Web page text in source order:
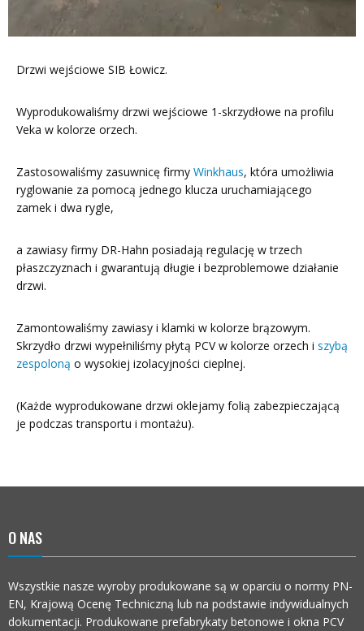
Drzwi wejściowe SIB Łowicz.
Wyprodukowaliśmy drzwi wejściowe 1-skrzydłowe na profilu
Veka w kolorze orzech.
Zastosowaliśmy zasuwnicę firmy Winkhaus, która umożliwia
ryglowanie za pomocą jednego klucza uruchamiającego
zamek i dwa rygle,
a zawiasy firmy DR-Hahn posiadają regulację w trzech
płaszczyznach i gwarantują długie i bezproblemowe działanie
drzwi.
Zamontowaliśmy zawiasy i klamki w kolorze brązowym.
Skrzydło drzwi wypełniliśmy płytą PCV w kolorze orzech i szybą
zespoloną o wysokiej izolacyjności cieplnej.
(Każde wyprodukowane drzwi oklejamy folią zabezpieczającą
je podczas transportu i montażu).
O NAS
Wszystkie nasze wyroby produkowane są w oparciu o normy PN-
EN, Krajową Ocenę Techniczną lub na podstawie indywidualnych
dokumentacji. Produkowane prefabrykaty betonowe i okna PCV